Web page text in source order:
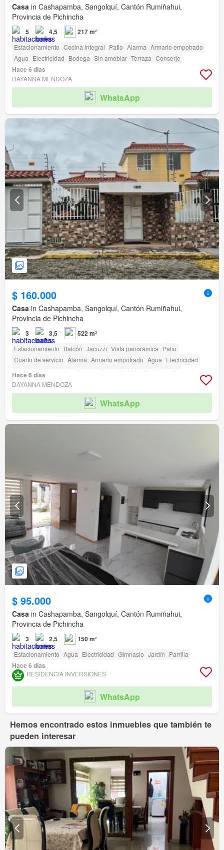
Casa in Cashapamba, Sangolquí, Cantón Rumiñahui,
Provincia de Pichincha
5 4,5 217 m²
Estacionamiento Cocina integral Patio Alarma Armario empotrado
Agua Electricidad Bodega Sin amoblar Terraza Conserje
Hace 6 días
DAYANNA MENDOZA
WhatsApp
$ 160.000
Casa in Cashapamba, Sangolquí, Cantón Rumiñahui,
Provincia de Pichincha
3 3,5 522 m²
Estacionamiento Balcón Jacuzzi Vista panorámica Patio
Cuarto de servicio Alarma Armario empotrado Agua Electricidad
Bodega
Sin amoblar Terraza Seguridad Jardín
Conserje
Garita de guardianía
Hace 6 días
DAYANNA MENDOZA
WhatsApp
$ 95.000
Casa in Cashapamba, Sangolquí, Cantón Rumiñahui,
Provincia de Pichincha
3 2,5 150 m²
Estacionamiento Agua Electricidad Gimnasio Jardín Parrilla
Hace 6 días
RESIDENCIA INVERSIONES
WhatsApp
Hemos encontrado estos inmuebles que también te
pueden interesar